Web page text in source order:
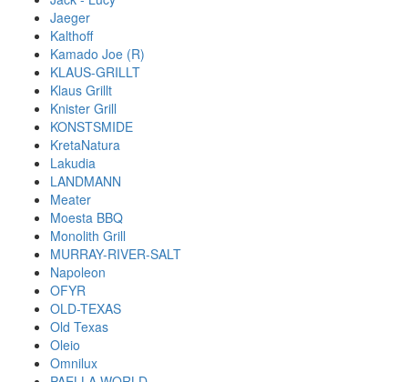
Jaeger
Kalthoff
Kamado Joe (R)
KLAUS-GRILLT
Klaus Grillt
Knister Grill
KONSTSMIDE
KretaNatura
Lakudia
LANDMANN
Meater
Moesta BBQ
Monolith Grill
MURRAY-RIVER-SALT
Napoleon
OFYR
OLD-TEXAS
Old Texas
Oleio
Omnilux